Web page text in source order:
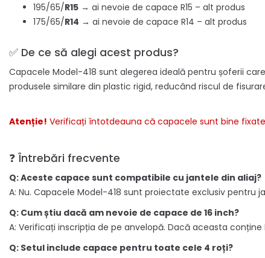
195/65/R15 → ai nevoie de capace R15 – alt produs
175/65/R14 → ai nevoie de capace R14 – alt produs
✅ De ce să alegi acest produs?
Capacele Model-418 sunt alegerea ideală pentru șoferii
produsele similare din plastic rigid, reducând riscul de
Atenție! Verificați întotdeauna că capacele sunt bine
❓ Întrebări frecvente
Q: Aceste capace sunt compatibile cu jantele din aliaj?
A: Nu. Capacele Model-418 sunt proiectate exclusiv pentru
Q: Cum știu dacă am nevoie de capace de 16 inch?
A: Verificați inscripția de pe anvelopă. Dacă aceasta
Q: Setul include capace pentru toate cele 4 roți?